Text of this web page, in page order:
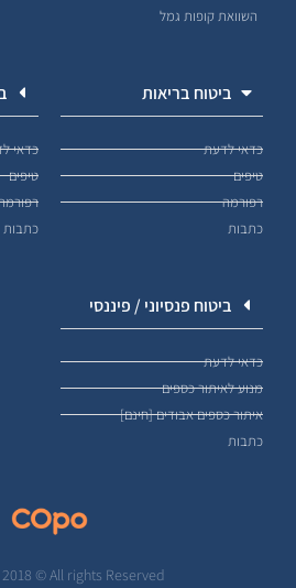
השוואת קופות גמל
ביטוח בריאות
כדאי לדעת
טיפים
רפורמה
כתבות
כדאי
טיפים
כתבות
ביטוח פנסיוני / פיננסי
כדאי לדעת
מנוע לאיתור כספים
איתור כספים אבודים [חינם]
כתבות
© All rights Reserved.